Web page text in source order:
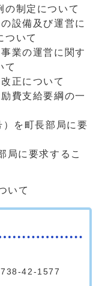
の制定について
設備及び運営に
ついて
業の運営に関す
て
正について
費支給要綱の一
）を町長部局に要
局に要求するこ
いて
42-1577